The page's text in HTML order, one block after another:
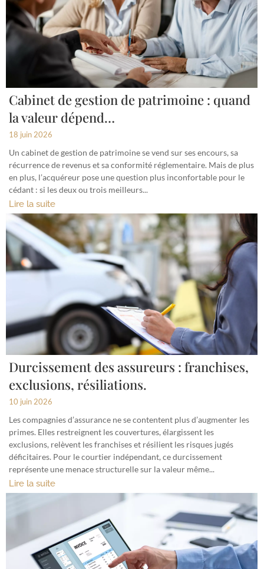
Cabinet de gestion de patrimoine : quand
la valeur dépend…
18 juin 2026
Un cabinet de gestion de patrimoine se vend sur ses encours, sa
récurrence de revenus et sa conformité réglementaire. Mais de plus
en plus, l’acquéreur pose une question plus inconfortable pour le
cédant : si les deux ou trois meilleurs...
Lire la suite
Durcissement des assureurs : franchises,
exclusions, résiliations.
10 juin 2026
Les compagnies d’assurance ne se contentent plus d’augmenter les
primes. Elles restreignent les couvertures, élargissent les
exclusions, relèvent les franchises et résilient les risques jugés
déficitaires. Pour le courtier indépendant, ce durcissement
représente une menace structurelle sur la valeur même...
Lire la suite